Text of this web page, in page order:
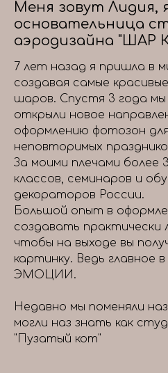
Меня зовут Лидия,
основательница
аэродизайна "ШАР
7 лет назад я пришла в
создавая самые
шаров. Спустя 3 года
открыли новое
оформлению фотозон
неповторимых
За моими плечами более
классов, семинаров и
декораторов России.
Большой опыт в
создавать практически
чтобы на выходе вы
картинку. Ведь главное
ЭМОЦИИ.
Недавно мы поменяли
могли наз знать как
"Пузатый кот"